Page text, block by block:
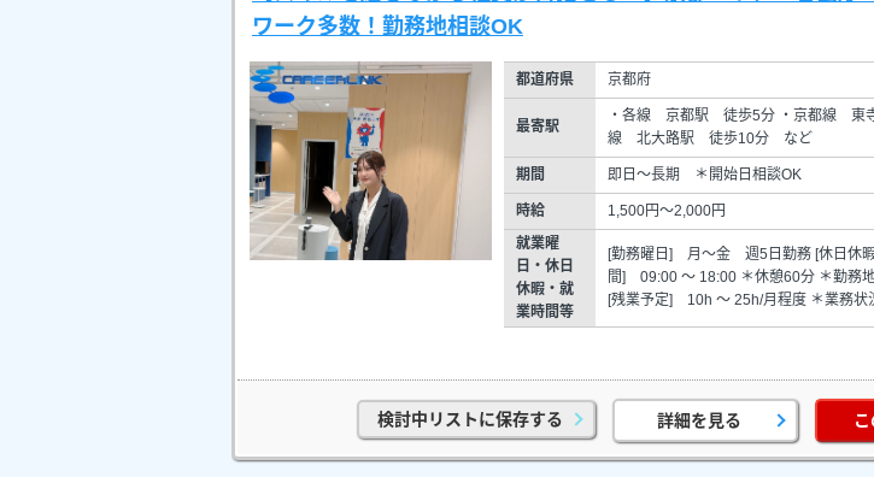
ワーク多数！勤務地相談OK
都道府県 京都府
最寄駅
・各線 京都駅 徒歩5分 ・京都線 東
線 北大路駅 徒歩10分 など
期間 即日～長期 ＊開始日相談OK
時給
1,500円～2,000円
就業曜
日・休日
休暇・就
業時間等
[勤務曜日] 月～金 週5日勤務 [休日休
間] 09:00 ～ 18:00 ＊休憩60分 ＊勤務
[残業予定] 10h ～ 25h/月程度 ＊業務状
検討中リストに保存する 詳細を見る